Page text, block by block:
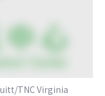
TNC Virginia